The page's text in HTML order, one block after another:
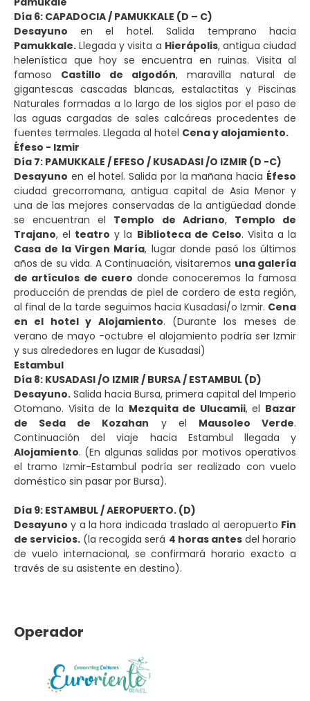
Día 6: CAPADOCIA / PAMUKKALE (D – C)
Desayuno en el hotel. Salida temprano hacia
Pamukkale. Llegada y visita a Hierápolis, antigua ciudad
helenística que hoy se encuentra en ruinas. Visita al
famoso Castillo de algodón, maravilla natural de
gigantescas cascadas blancas, estalactitas y Piscinas
Naturales formadas a lo largo de los siglos por el paso de
las aguas cargadas de sales calcáreas procedentes de
fuentes termales. Llegada al hotel Cena y alojamiento.
Éfeso - Izmir
Día 7: PAMUKKALE / EFESO / KUSADASI /O IZMIR (D -C)
Desayuno en el hotel. Salida por la mañana hacia Éfeso
ciudad grecorromana, antigua capital de Asia Menor y
una de las mejores conservadas de la antigüedad donde
se encuentran el Templo de Adriano, Templo de
Trajano, el teatro y la Biblioteca de Celso. Visita a la
Casa de la Virgen María, lugar donde pasó los últimos
años de su vida. A Continuación, visitaremos una galería
de artículos de cuero donde conoceremos la famosa
producción de prendas de piel de cordero de esta región,
al final de la tarde seguimos hacia Kusadasi/o Izmir. Cena
en el hotel y Alojamiento. (Durante los meses de
verano de mayo -octubre el alojamiento podría ser Izmir
y sus alrededores en lugar de Kusadasi)
Estambul
Día 8: KUSADASI /O IZMIR / BURSA / ESTAMBUL (D)
Desayuno. Salida hacia Bursa, primera capital del Imperio
Otomano. Visita de la Mezquita de Ulucamii, el Bazar
de Seda de Kozahan y el Mausoleo Verde.
Continuación del viaje hacia Estambul llegada y
Alojamiento. (En algunas salidas por motivos operativos
el tramo Izmir-Estambul podría ser realizado con vuelo
doméstico sin pasar por Bursa).
Día 9: ESTAMBUL / AEROPUERTO. (D)
Desayuno y a la hora indicada traslado al aeropuerto Fin
de servicios. (la recogida será 4 horas antesdel horario
de vuelo internacional, se confirmará horario exacto a
través de su asistente en destino).
Operador